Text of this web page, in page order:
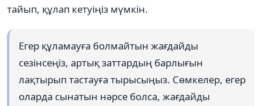
тайып, құлап кетуіңіз мүмкін.
Егер құламауға болмайтын жағдайды
сезінсеңіз, артық заттардың барлығын
лақтырып тастауға тырысыңыз. Сөмкелер, егер
оларда сынатын нәрсе болса, жағдайды